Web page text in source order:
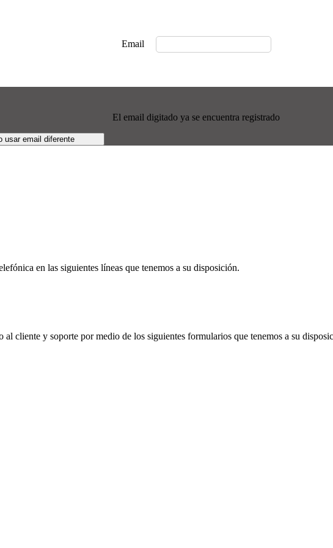
Email
El email digitado ya se encuentra registrado
usar email diferente
en las siguientes líneas que tenemos a su disposición.
al cliente y soporte por medio de los siguientes formularios que tenemos a su